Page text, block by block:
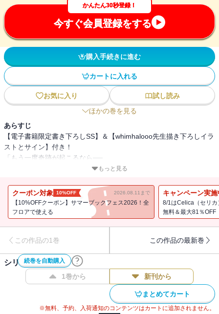
かんたん30秒登録！
今すぐ会員登録をする
購入手続きに進む
カートに入れる
お気に入り
試し読み
ほかの巻を見る
あらすじ
【電子書籍限定書き下ろしSS】＆【whimhalooo先生描き下ろしイラ
ストとサイン】付き！
「もう一度奇跡が起こるなら──
僕が必ず君を幸せにしてみせる」
やり直し溺愛ファンタジー開幕！
コミカライズ大好評連載中！
書き下ろし番外編＆コミカライズ1話冒頭を特別収録！
電子書籍限定書き下ろしSS「マリエーヌ、一日補佐官になる」
「どうしてこんなに愛してくれるの・・・・・・？」
マリエーヌを悩ませるのは、冷徹無慈悲な夫・アレクシア公爵の変
もっと見る
クーポン対象 10%OFF 2026.08.11まで
【10%OFFクーポン】サマーブックフェス2026！全
フロアで使える
キャンペーン実施
8/1はCelica（セリ
無料＆最大81％OFF
この作品の1巻 この作品の最新巻
続巻を自動購入
シリーズ作品(4件)
1巻から 新刊から
まとめてカート
※無料、予約、入荷通知のコンテンツはカートに追加されません。